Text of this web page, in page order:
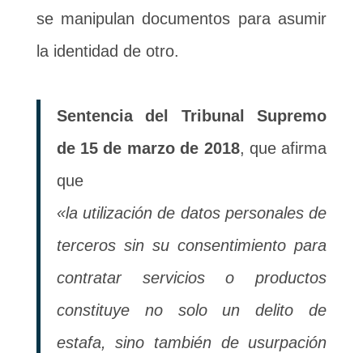
se manipulan documentos para asumir
la identidad de otro.
Sentencia del Tribunal Supremo
de 15 de marzo de 2018, que afirma
que
«la utilización de datos personales de
terceros sin su consentimiento para
contratar servicios o productos
constituye no solo un delito de
estafa, sino también de usurpación